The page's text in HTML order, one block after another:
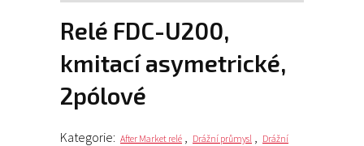
relé FDC-U200,
kmitací asymetrické,
2pólové
Kategorie: After Market relé , Drážní průmysl , Drážní